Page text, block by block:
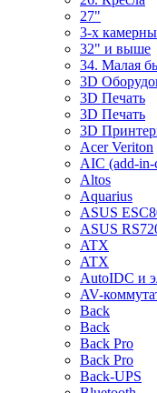
27"
3-x
32" и выше
34. Малая
3D
3D Печать
3D Печать
3D
Acer Veriton
AIC (add-in-
Altos
Aquarius
ASUS
ASUS
ATX
ATX
AutoIDC и
AV-
Back
Back
Back Pro
Back Pro
Back-UPS